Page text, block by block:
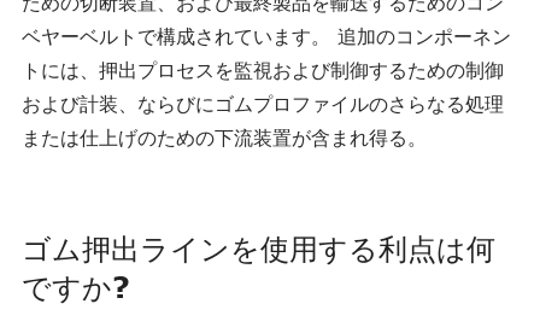
ベヤーベルトで構成されています。 追加のコンポーネン
トには、押出プロセスを監視および制御するための制御
および計装、ならびにゴムプロファイルのさらなる処理
または仕上げのための下流装置が含まれ得る。
ゴム押出ラインを使用する利点は何
ですか?